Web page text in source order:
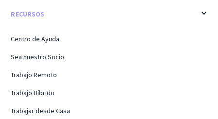
RECURSOS
Centro de Ayuda
Sea nuestro Socio
Trabajo Remoto
Trabajo Híbrido
Trabajar desde Casa